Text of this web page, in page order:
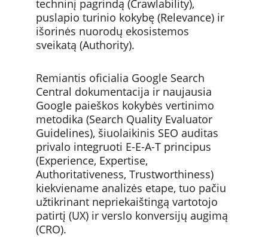
techninį pagrindą (Crawlability),
puslapio turinio kokybę (Relevance) ir
išorinės nuorodų ekosistemos
sveikatą (Authority).
Remiantis oficialia Google Search
Central dokumentacija ir naujausia
Google paieškos kokybės vertinimo
metodika (Search Quality Evaluator
Guidelines), šiuolaikinis SEO auditas
privalo integruoti E-E-A-T principus
(Experience, Expertise,
Authoritativeness, Trustworthiness)
kiekviename analizės etape, tuo pačiu
užtikrinant nepriekaištingą vartotojo
patirtį (UX) ir verslo konversijų augimą
(CRO).